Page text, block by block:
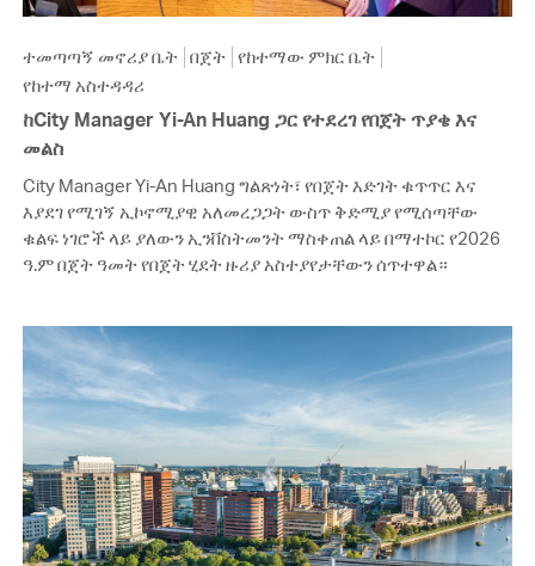
ተመጣጣኝ መኖሪያ ቤት በጀት የከተማው ምክር ቤት
የከተማ አስተዳዳሪ
ከCity Manager Yi-An Huang ጋር የተደረገ የበጀት ጥያቄ እና
መልስ
City Manager Yi-An Huang ግልጽነት፣ የበጀት እድገት ቁጥጥር እና
እያደገ የሚገኝ ኢኮኖሚያዊ አለመረጋጋት ውስጥ ቅድሚያ የሚሰጣቸው
ቁልፍ ነገሮች ላይ ያለውን ኢንቨስትመንት ማስቀጠል ላይ በማተኮር የ2026
ዓ.ም በጀት ዓመት የበጀት ሂደት ዙሪያ አስተያየታቸውን ሰጥተዋል።